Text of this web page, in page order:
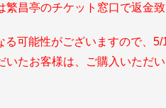
昌亭のチケット窓口で返金致
る可能性がございますので、
たお客様は、ご購入いただ